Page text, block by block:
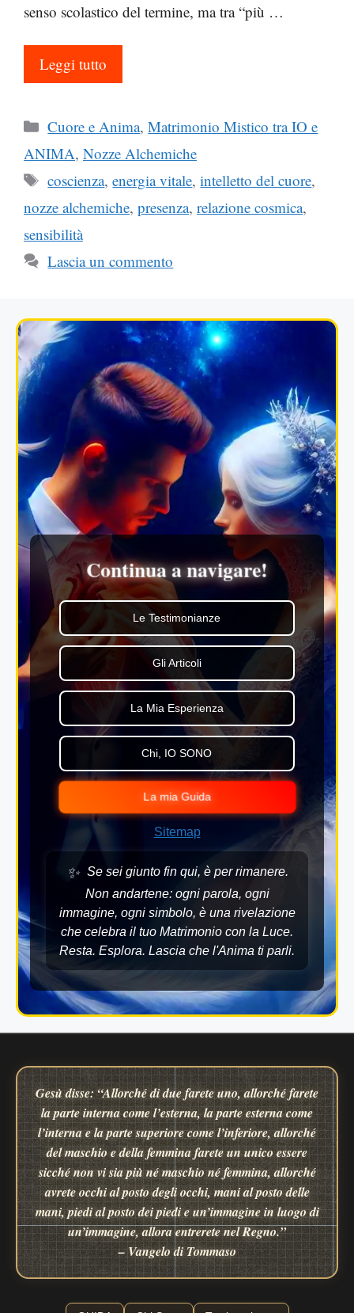
senso scolastico del termine, ma tra “più …
Leggi tutto
Categorie
Cuore e Anima,Matrimonio Mistico tra IO e
ANIMA, Nozze Alchemiche
Tag
coscienza,energia vitale,intelletto del cuore,
nozze alchemiche, presenza, relazione cosmica,
sensibilità
Lascia un commento
Continua a navigare!
Le Testimonianze
Gli Articoli
La Mia Esperienza
Chi, IO SONO
La mia Guida
Sitemap
✨
Se sei giunto fin qui, è per rimanere.
Non andartene: ogni parola, ogni
immagine, ogni simbolo, è una rivelazione
che celebra il tuo Matrimonio con la Luce.
Resta. Esplora. Lascia che l'Anima ti parli.
Gesù disse: “Allorché di due farete uno, allorché farete
la parte interna come l’esterna, la parte esterna come
l’interna e la parte superiore come l’inferiore, allorché
del maschio e della femmina farete un unico essere
sicché non vi sia più né maschio né femmina, allorché
avrete occhi al posto degli occhi, mani al posto delle
mani, piedi al posto dei piedi e un’immagine in luogo di
un’immagine, allora entrerete nel Regno.”
– Vangelo di Tommaso